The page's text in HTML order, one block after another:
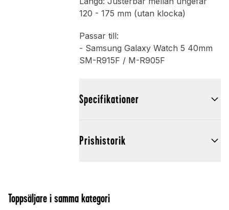
120 - 175 mm (utan klocka)
Passar till:
- Samsung Galaxy Watch 5 40mm
SM-R915F / M-R905F
Specifikationer
Prishistorik
Toppsäljare i samma kategori